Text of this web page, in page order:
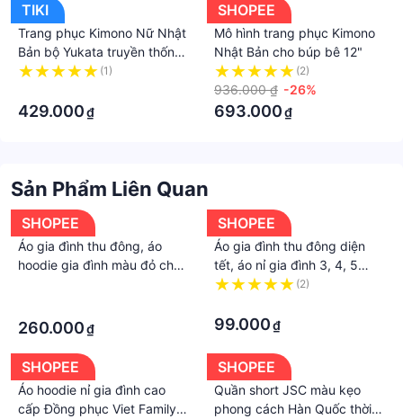
TIKI
Trang phục Kimono Nữ Nhật
Bản bộ Yukata truyền thống
Nhật Bản dành cho nữ
(1)
429.000₫
SHOPEE
Mô hình trang phục Kimono
Nhật Bản cho búp bê 12"
(2)
936.000 ₫ -26%
693.000₫
Sản Phẩm Liên Quan
SHOPEE
Áo gia đình thu đông, áo
hoodie gia đình màu đỏ chất
260.000₫
SHOPEE
Áo gia đình thu đông diện
tết, áo nỉ gia đình 3, 4, 5
người chất đẹp(2)
99.000₫
SHOPEE
Áo hoodie nỉ gia đình cao
cấp Đồng phục Viet Family –
SHOPEE
Quần short JSC màu kẹo
phong cách Hàn Quốc thời